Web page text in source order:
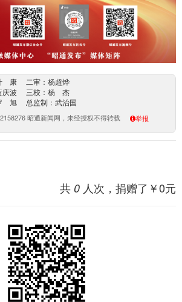
康 二审：杨超烨
庆波 三校：杨 杰
旭 总监制：武治国
昭通新闻网，未经授权不得转载 举报
共 0 人次，捐赠了￥0元